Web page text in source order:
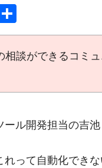
h
ar
e
相談ができるコミ
ール開発担当の吉
って自動化でき